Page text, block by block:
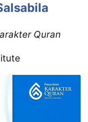
Quran